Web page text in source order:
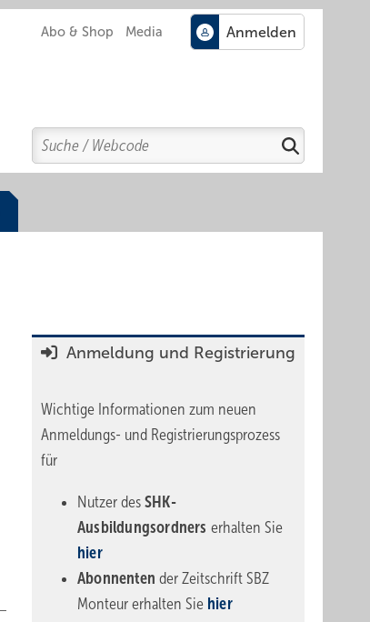
Abo & Shop Media
Search
Suchen
Anmeldung und Registrierung
Wichtige Informationen zum neuen
Anmeldungs- und Registrierungsprozess
für
Nutzer des SHK-
Ausbildungsordners erhalten Sie
hier
Abonnentender Zeitschrift SBZ
Monteur erhalten Sie hier